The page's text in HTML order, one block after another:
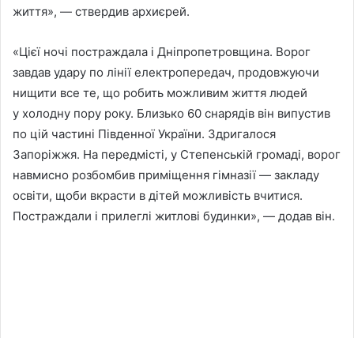
життя», — ствердив архиєрей.
«Цієї ночі постраждала і Дніпропетровщина. Ворог
завдав удару по лінії електропередач, продовжуючи
нищити все те, що робить можливим життя людей
у холодну пору року. Близько 60 снарядів він випустив
по цій частині Південної України. Здригалося
Запоріжжя. На передмісті, у Степенській громаді, ворог
навмисно розбомбив приміщення гімназії — закладу
освіти, щоби вкрасти в дітей можливість вчитися.
Постраждали і прилеглі житлові будинки», — додав він.